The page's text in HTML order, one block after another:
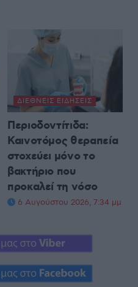
ΔΙΕΘΝΕΊΣ ΕΙΔΉΣΕΙΣ
Περιοδοντίτιδα:
Καινοτόμος θεραπεία
στοχεύει μόνο το
βακτήριο που
προκαλεί τη νόσο
6 Αυγούστου 2026, 7:34 μμ